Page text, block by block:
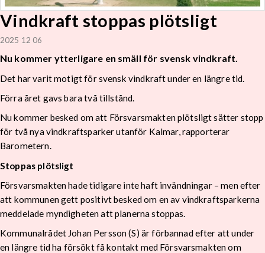
Vindkraft stoppas plötsligt
2025 12 06
Nu kommer ytterligare en smäll för svensk vindkraft.
Det har varit motigt för svensk vindkraft under en längre tid.
Förra året gavs bara två tillstånd.
Nu kommer besked om att Försvarsmakten plötsligt sätter stopp
för två nya vindkraftsparker utanför Kalmar, rapporterar
Barometern.
Stoppas plötsligt
Försvarsmakten hade tidigare inte haft invändningar – men efter
att kommunen gett positivt besked om en av vindkraftsparkerna
meddelade myndigheten att planerna stoppas.
Kommunalrådet Johan Persson (S) är förbannad efter att under
en längre tid ha försökt få kontakt med Försvarsmakten om